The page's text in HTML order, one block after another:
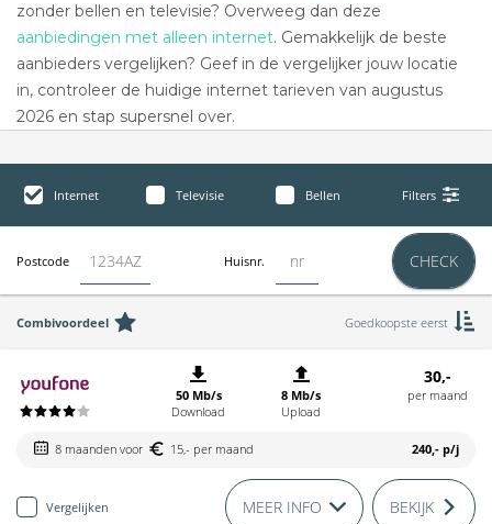
zonder bellen en televisie? Overweeg dan deze
aanbiedingen met alleen internet. Gemakkelijk de beste
aanbieders vergelijken? Geef in de vergelijker jouw locatie
in, controleer de huidige internet tarieven van augustus
2026 en stap supersnel over.
Internet Televisie Bellen Filters
Postcode Huisnr. CHECK
Combivoordeel Goedkoopste eerst
50 Mb/s
Download
8 Mb/s
Upload
30,-
per maand
8 maanden voor 15,- per maand 240,- p/j
Vergelijken MEER INFO BEKIJK